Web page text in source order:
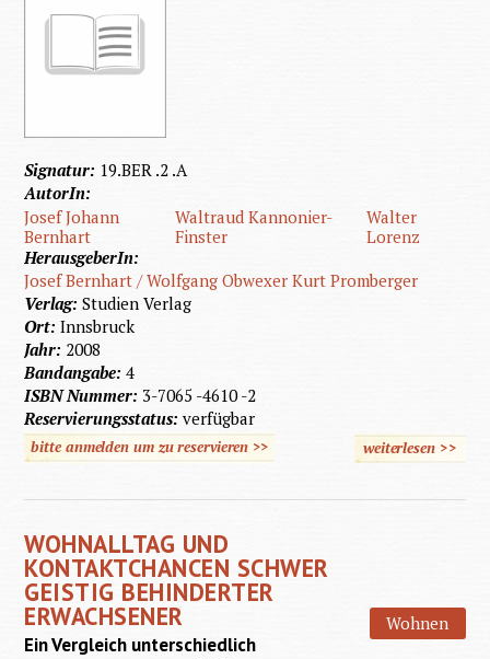
Signatur: 19.BER .2 .A
AutorIn:
Josef Johann
Bernhart
Waltraud Kannonier-
Finster
Walter
Lorenz
HerausgeberIn:
Josef Bernhart / Wolfgang Obwexer Kurt Promberger
Verlag:Studien Verlag
Ort:Innsbruck
Jahr: 2008
Bandangabe:4
ISBN Nummer: 3-7065 -4610 -2
Reservierungsstatus:verfügbar
bitte anmelden um zu reservieren >> weiterlesen über
>>
WOHNALLTAG UND
KONTAKTCHANCEN SCHWER
GEISTIG BEHINDERTER
ERWACHSENER Wohnen
Ein Vergleich unterschiedlich